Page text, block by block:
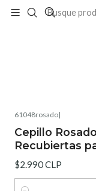
Inicio GATO
61048rosado|
Cepillo
Recubiertas
$2.990 CLP